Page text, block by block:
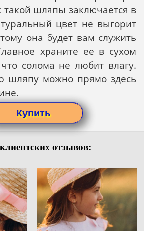
шляпы заключается в
цвет не выгорит
она будет вам служить
храните ее в сухом
солома не любит влагу.
шляпу можно прямо здесь
отзывов: